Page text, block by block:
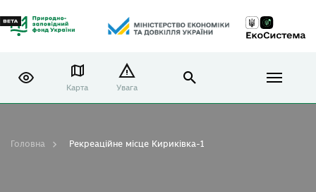
Карта Увага
Головна Рекреаційне місце Кириківка-1